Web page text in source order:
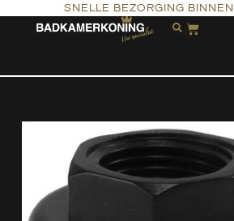
SNELLE BEZORGING